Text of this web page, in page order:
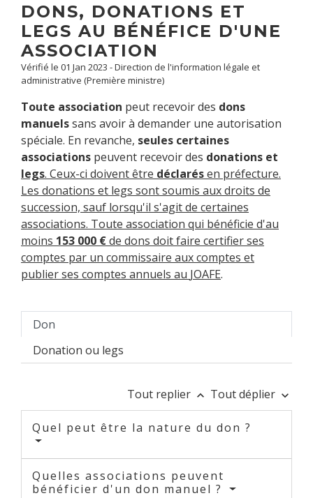
DONS, DONATIONS ET
LEGS AU BÉNÉFICE D'UNE
ASSOCIATION
Vérifié le 01 Jan 2023 - Direction de l'information légale et
administrative (Première ministre)
Toute association peut recevoir des dons
manuelssans avoir à demander une autorisation
spéciale. En revanche, seules certaines
associations peuvent recevoir des donations et
legs. Ceux-ci doivent être déclarésen préfecture.
Les donations et legs sont soumis aux droits de
succession, sauf lorsqu'il s'agit de certaines
associations. Toute association qui bénéficie d'au
moins 153 000 €de dons doit faire certifier ses
comptes par un commissaire aux comptes et
publier ses comptes annuels au JOAFE.
Don
Donation ou legs
Tout replier keyboard_arrow_up Tout déplier keyboard_arrow_down
Quel peut être la nature du don ?
Quelles associations peuvent
bénéficier d'un don manuel ?